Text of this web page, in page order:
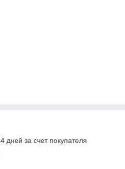
дней за счет покупателя